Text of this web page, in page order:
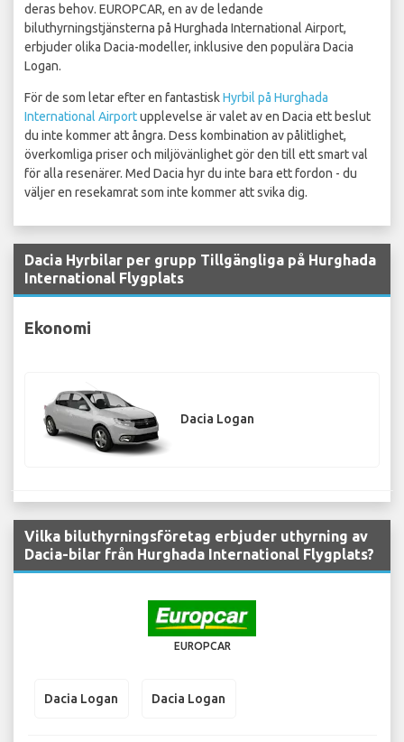
deras behov. EUROPCAR, en av de ledande
biluthyrningstjänsterna på Hurghada International Airport,
erbjuder olika Dacia-modeller, inklusive den populära Dacia
Logan.
För de som letar efter en fantastiskHyrbil på Hurghada
International Airportupplevelse är valet av en Dacia ett beslut
du inte kommer att ångra. Dess kombination av pålitlighet,
överkomliga priser och miljövänlighet gör den till ett smart val
för alla resenärer. Med Dacia hyr du inte bara ett fordon - du
väljer en resekamrat som inte kommer att svika dig.
Dacia Hyrbilar per grupp Tillgängliga på Hurghada
International Flygplats
Ekonomi
Dacia Logan
Vilka biluthyrningsföretag erbjuder uthyrning av
Dacia-bilar från Hurghada International Flygplats?
EUROPCAR
Dacia Logan Dacia Logan